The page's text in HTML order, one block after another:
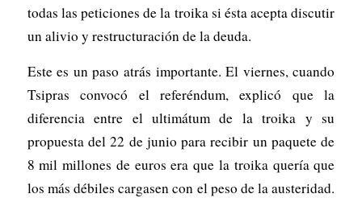
todas las peticiones de la troika si ésta acepta discutir
un alivio y restructuración de la deuda.
Este es un paso atrás importante. El viernes, cuando
Tsipras convocó el referéndum, explicó que la
diferencia entre el ultimátum de la troika y su
propuesta del 22 de junio para recibir un paquete de
8 mil millones de euros era que la troika quería que
los más débiles cargasen con el peso de la austeridad.